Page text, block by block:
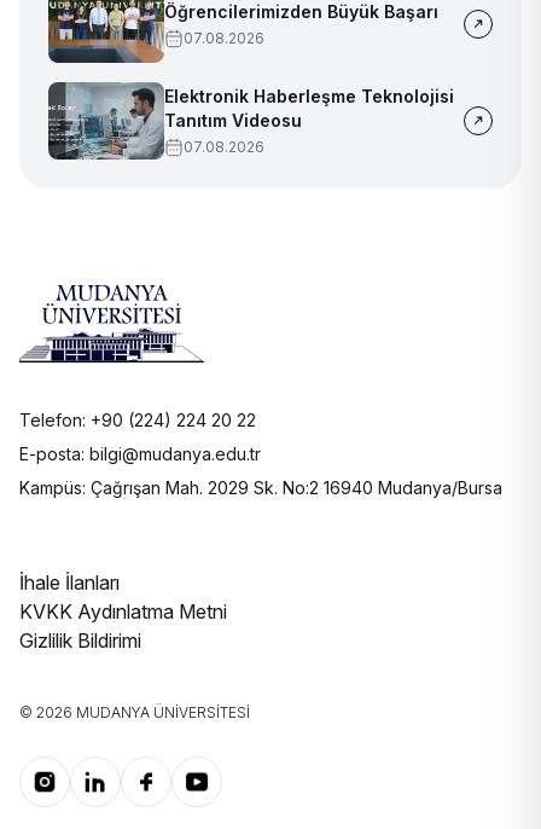
Öğrencilerimizden Büyük Başarı
07.08.2026
Elektronik Haberleşme Teknolojisi
Tanıtım Videosu
07.08.2026
Telefon: +90 (224) 224 20 22
E-posta: bilgi@mudanya.edu.tr
Kampüs: Çağrışan Mah. 2029 Sk. No:2 16940 Mudanya/Bursa
İhale İlanları
KVKK Aydınlatma Metni
Gizlilik Bildirimi
© 2026 MUDANYA ÜNIVERSITESI